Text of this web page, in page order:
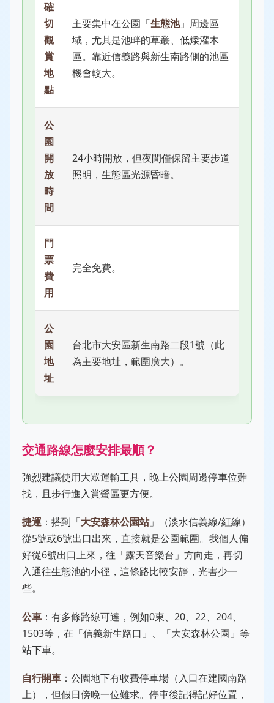
確
切
觀
賞
地
點
主要集中在公園「生態池」周邊區
域，尤其是池畔的草叢、低矮灌木
區。靠近信義路與新生南路側的池區
機會較大。
公
園
開
放
時
間
24小時開放，但夜間僅保留主要步道
照明，生態區光源昏暗。
門
票
費
用
完全免費。
公
園
地
址
台北市大安區新生南路二段1號（此
為主要地址，範圍廣大）。
交通路線怎麼安排最順？
強烈建議使用大眾運輸工具，晚上公園周邊停車位難
找，且步行進入賞螢區更方便。
捷運 ：搭到「大安森林公園站」（淡水信義線/紅線）
從5號或6號出口出來，直接就是公園範圍。我個人偏
好從6號出口上來，往「露天音樂台」方向走，再切
入通往生態池的小徑，這條路比較安靜，光害少一
些。
公車 ：有多條路線可達，例如0東、20、22、204、
1503等，在「信義新生路口」、「大安森林公園」等
站下車。
自行開車 ：公園地下有收費停車場（入口在建國南路
上），但假日傍晚一位難求。停車後記得記好位置，